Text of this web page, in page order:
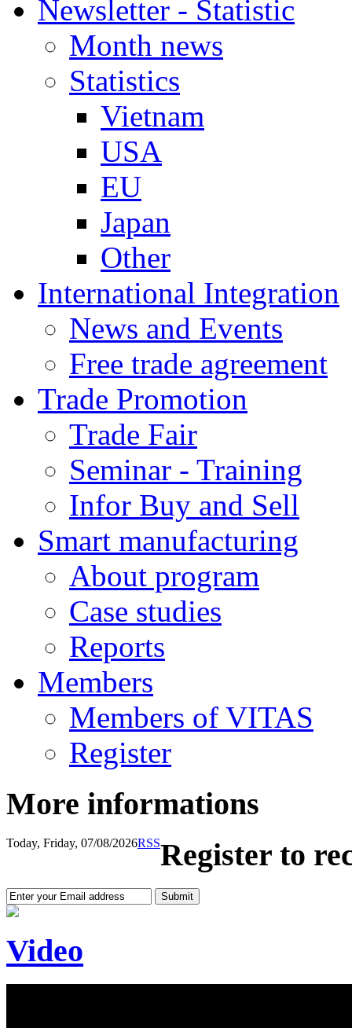
Newsletter - Statistic
Month news
Statistics
Vietnam
USA
EU
Japan
Other
International Integration
News and Events
Free trade agreement
Trade Promotion
Trade Fair
Seminar - Training
Infor Buy and Sell
Smart manufacturing
About program
Case studies
Reports
Members
Members of VITAS
Register
More informations
Today, Friday, 07/08/2026RSSRegister to
Video